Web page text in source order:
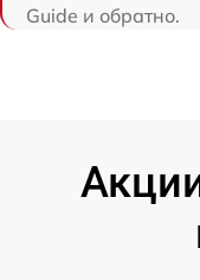
Guide и обратно.